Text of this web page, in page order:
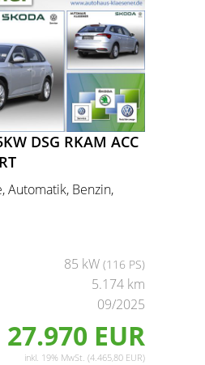
DSG RKAM ACC
Automatik, Benzin,
85 kW (116 PS)
5.174 km
09/2025
27.970 EUR
inkl. 19% MwSt. (4.465,80 EUR)